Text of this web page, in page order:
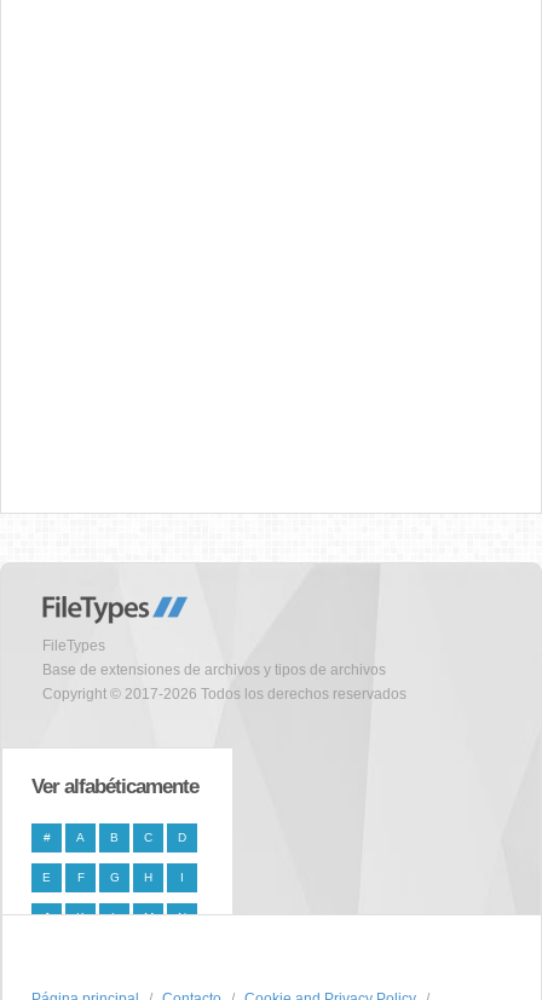
FileTypes
Base de extensiones de archivos y tipos de archivos
Copyright © 2017-2026 Todos los derechos reservados
Ver alfabéticamente
# A B C D
E F G H I
J K L M N
T U V W X